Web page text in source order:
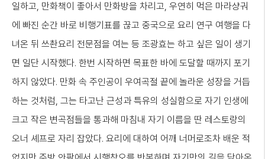
일하고, 만화책이 좋아서 만화방을 차리고, 우연히 먹은 마라샹궈
에 빠진 순간 바로 비행기표를 끊고 중국으로 요리 연구 여행을 다
녀온 뒤 쓰촨요리 전문점을 여는 등 조광효는 하고 싶은 일이 생기
면 일단 시작했다. 한번 시작하면 목표한 바에 도달할 때까지 포기
하지 않았다. 만화 속 주인공이 우여곡절 끝에 놀라운 성장을 거듭
하는 것처럼, 그는 타고난 근성과 특유의 성실함으로 자기 인생에
크고 작은 변곡점들을 통과해 마침내 자기 이름을 딴 레스토랑의
오너 셰프로 자리 잡았다. 요리에 대하여 어깨 너머로조차 배운 적